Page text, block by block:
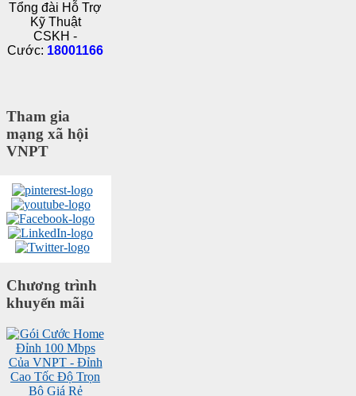
Tổng đài Hỗ Trợ
Kỹ Thuật
CSKH -
Cước: 18001166
Tham gia
mạng xã hội
VNPT
Chương trình
khuyến mãi